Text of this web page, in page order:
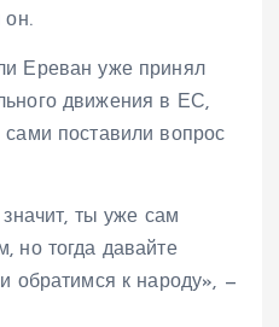
он.
Ереван уже принял
движения в ЕС,
поставили вопрос
значит, ты уже сам
но тогда давайте
обратимся к народу», —